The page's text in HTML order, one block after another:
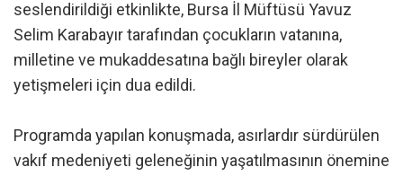
seslendirildiği etkinlikte, Bursa İl Müftüsü Yavuz
Selim Karabayır tarafından çocukların vatanına,
milletine ve mukaddesatına bağlı bireyler olarak
yetişmeleri için dua edildi.
Programda yapılan konuşmada, asırlardır sürdürülen
vakıf medeniyeti geleneğinin yaşatılmasının önemine